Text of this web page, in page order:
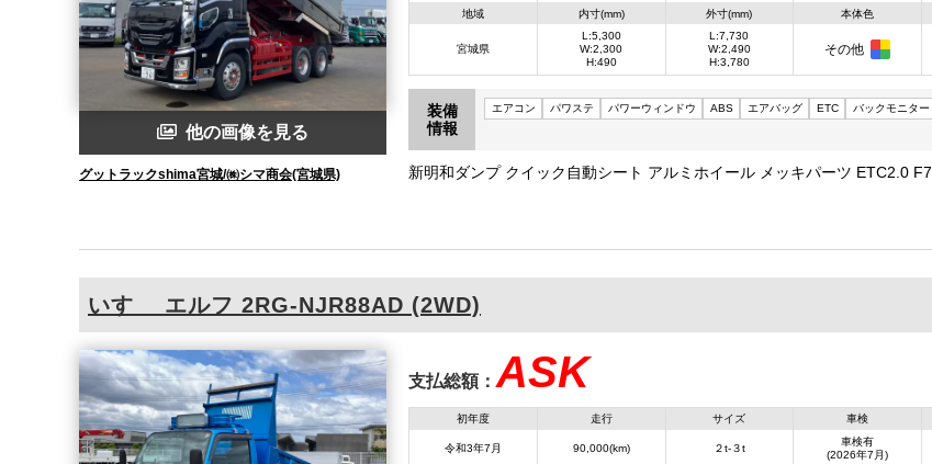
他の画像を見る
グットラックshima宮城/㈱シマ商会(宮城県)
地域
宮城県
内寸(mm)
L:5,300
W:2,300
H:490
外寸(mm)
L:7,730
W:2,490
H:3,780
本体色
その他
装備
情報
エアコン パワステ パワーウィンドウ ABS エアバッグ ETC バックモニター
新明和ダンプ クイック自動シート アルミホイール メッキパーツ ETC2.0 F7
いすゞ エルフ 2RG-NJR88AD (2WD)
支払総額： ASK
初年度
令和3年7月
走行
90,000(km)
サイズ
２t-３t
車検
車検有
(2026年7月)